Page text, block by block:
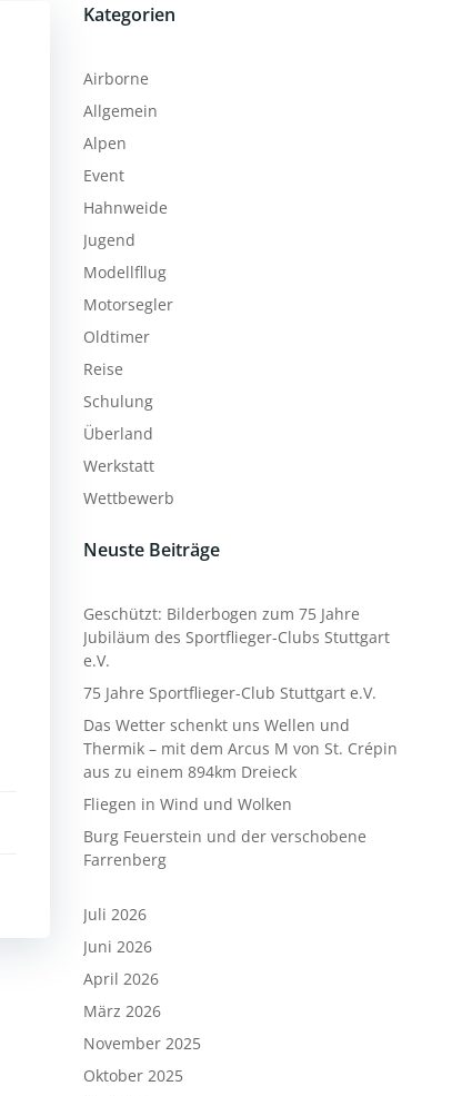
Kategorien
Airborne
Allgemein
Alpen
Event
Hahnweide
Jugend
Modellfllug
Motorsegler
Oldtimer
Reise
Schulung
Überland
Werkstatt
Wettbewerb
Neuste Beiträge
Geschützt: Bilderbogen zum 75 Jahre
Jubiläum des Sportflieger-Clubs Stuttgart
e.V.
75 Jahre Sportflieger-Club Stuttgart e.V.
Das Wetter schenkt uns Wellen und
Thermik – mit dem Arcus M von St. Crépin
aus zu einem 894km Dreieck
Fliegen in Wind und Wolken
Burg Feuerstein und der verschobene
Farrenberg
Juli 2026
Juni 2026
April 2026
März 2026
November 2025
Oktober 2025